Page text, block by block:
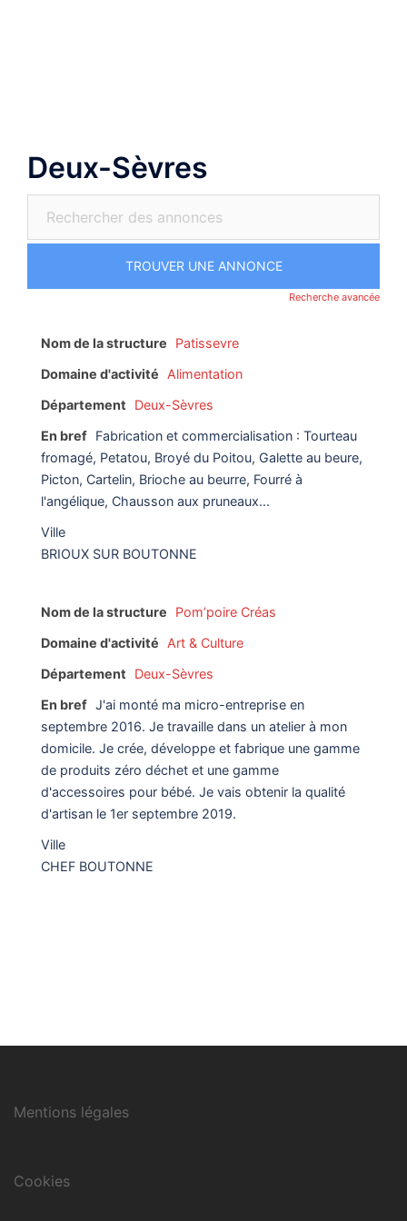
Deux-Sèvres
Recherche avancée
Nom de la structure
Patissevre
Domaine d'activité
Alimentation
Département
Deux-Sèvres
En bref Fabrication et commercialisation : Tourteau
fromagé, Petatou, Broyé du Poitou, Galette au beure,
Picton, Cartelin, Brioche au beurre, Fourré à
l'angélique, Chausson aux pruneaux...
Ville
BRIOUX SUR BOUTONNE
Nom de la structure
Pom’poire Créas
Domaine d'activité
Art & Culture
Département
Deux-Sèvres
En bref J'ai monté ma micro-entreprise en
septembre 2016. Je travaille dans un atelier à mon
domicile. Je crée, développe et fabrique une gamme
de produits zéro déchet et une gamme
d'accessoires pour bébé. Je vais obtenir la qualité
d'artisan le 1er septembre 2019.
Ville
CHEF BOUTONNE
Mentions légales
Cookies